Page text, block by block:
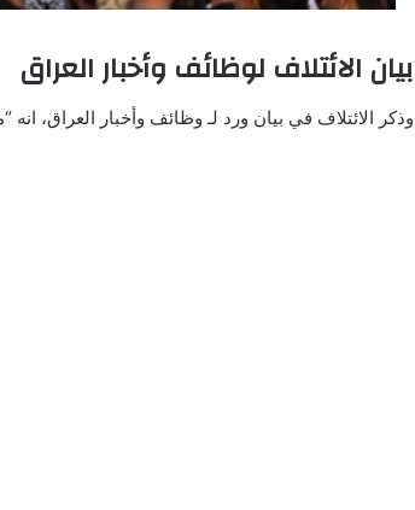
بيان الائتلاف لوظائف وأخبار العراق
وذكر الائتلاف في بيان ورد لـ وظائف وأخبار العراق،